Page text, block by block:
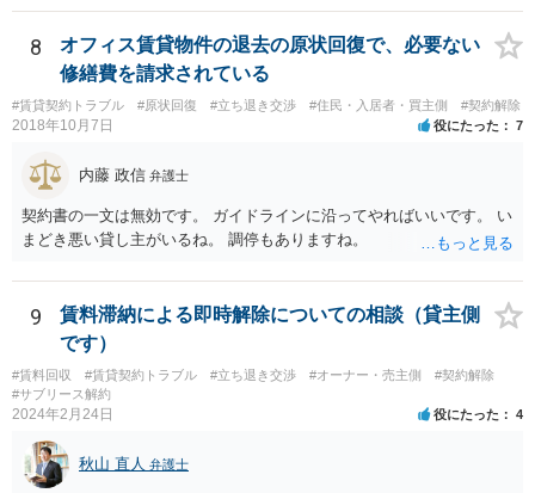
れたと評価され、来月払えるからと言って、大家があなたとの賃貸借
契約が解約できることに変わりなくなってしまうからです。 そのよう
な場合、相手が、「もう出て行って欲しい」と考えていれば、引き続
き居住する前提での和解は難しい可能性があります。 ２・弁護士が事
件の見通しをたてるにも、賃料滞納状況で見立てが変わりますし、そ
もそも賃料滞納状況によってはご希望に沿える活動を保障できず、 依
頼を受けられないかもしれないです。依頼を受けるにしても厳しめの
リスクを踏まえた上でのものとなる可能性があります。 定型的な事件
依頼となるかもわからず、着手金額もなんともいえないと思います。
複数事務所にあたり、着手金額を確認されるとよいと思います。 ３・
弁護士が依頼を受ければ代わりに裁判所とのやりとりを行うことが可
能です。双方に弁護士がついていればウェブ会議で裁判を実施する場
合もあるでしょう。 ただし、ご本人さんも同行してもらう必要が和解
協議の場合だとあると思います。
8
オフィス賃貸物件の退去の原状回復で、必要ない
修繕費を請求されている
#賃貸契約トラブル #原状回復 #立ち退き交渉 #住民・入居者・買主側 #契約解除
2018年10月7日 役にたった 7
内藤 政信 弁護士
契約書の一文は無効です。 ガイドラインに沿ってやればいいです。 い
まどき悪い貸し主がいるね。 調停もありますね。
9
賃料滞納による即時解除についての相談（貸主側
です）
#賃料回収 #賃貸契約トラブル #立ち退き交渉 #オーナー・売主側
#契約解除
#サブリース解約
2024年2月24日 役にたった 4
秋山 直人 弁護士